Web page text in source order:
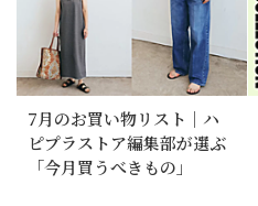
7月のお買い物リスト｜ハ
ピプラストア編集部が選ぶ
「今月買うべきもの」